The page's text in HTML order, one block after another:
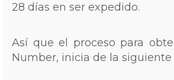
28 días en ser expedido.
Así que el proceso para
Number, inicia de la siguiente